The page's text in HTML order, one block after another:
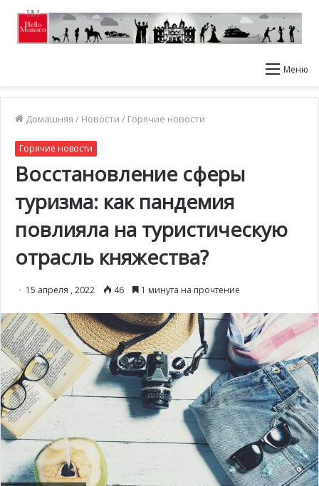
Меню
Домашняя / Новости / Горячие новости
Горячие новости
Восстановление сферы
туризма: как пандемия
повлияла на туристическую
отрасль княжества?
15 апреля , 2022 46 1 минута на прочтение